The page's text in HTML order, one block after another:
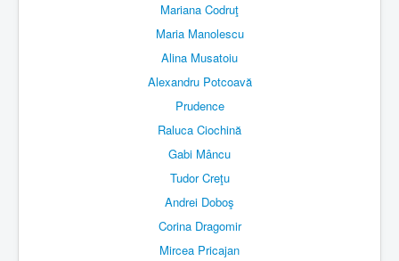
Mariana Codruţ
Maria Manolescu
Alina Musatoiu
Alexandru Potcoavă
Prudence
Raluca Ciochină
Gabi Mâncu
Tudor Creţu
Andrei Doboş
Corina Dragomir
Mircea Pricajan